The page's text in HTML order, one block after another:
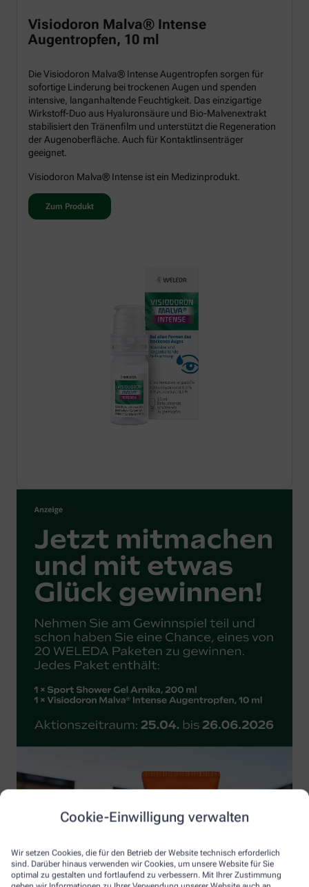
Cookie-Einwilligung verwalten
Wir setzen Cookies, die für den Betrieb der Website technisch erforderlich
sind. Darüber hinaus verwenden wir Cookies, um unsere Website für Sie
optimal zu gestalten und fortlaufend zu verbessern. Mit Ihrer Zustimmung
Visiodoron Malva® Intense
Augentropfen, 10 ml
Die Visiodoron Malva® Intense Augentropfen sorgen für
sofortige Linderung bei trockenen Augen und spenden
intensive, langanhaltende Feuchtigkeit. Das einzigartige
Wirkstoff-Duo aus Hyaluronsäure und Bio-Malvenextrakt
stabilisiert den Tränenfilm und unterstützt die Regeneration
der Augenoberfläche. Auch für Kontaktlinsenträger
geeignet.
Visiodoron Malva® Intense ist ein Medizinprodukt.
Zum Produkt